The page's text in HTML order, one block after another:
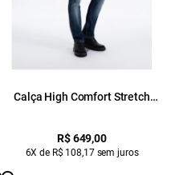
Calça High Comfort Stretch
R$ 649,00
6X de R$ 108,17 sem juros